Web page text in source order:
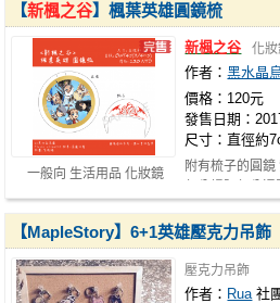
一般向 生活用品 化妝鏡
【新楓之谷】楓葉英雄圓鏡梳
新楓之谷 化
作者：黑水晶
價格：120元
發售日期：
尺寸：直徑約
附有梳子的圓
【MapleStory】6+1英雄壓克力吊飾
壓克力吊飾
作者： Rua 社